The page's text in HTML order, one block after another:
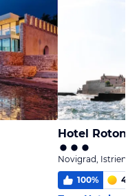
Hotel
Novigrad, Istrien
100% 4,8